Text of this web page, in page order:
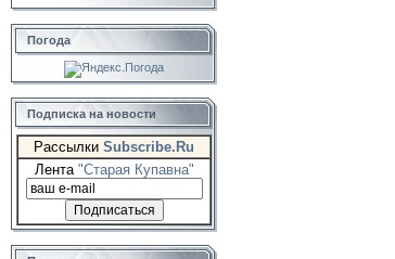
Погода
Подписка на новости
Рассылки Subscribe.Ru
Лента "Старая Купавна"